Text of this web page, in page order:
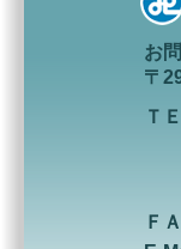
お
〒
Ｔ
Ｆ